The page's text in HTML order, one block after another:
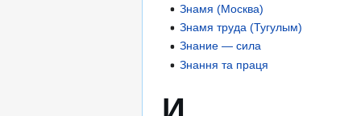
Знамя (Москва)
Знамя труда (Тугулым)
Знание — сила
Знання та праця